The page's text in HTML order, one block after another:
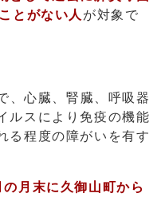
とがない人 が対象で
、心臓、腎臓、呼吸器
ルスにより免疫の機能
る程度の障がいを有す
月末に久御山町から